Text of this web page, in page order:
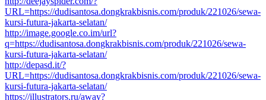
URL=https://dudisantosa.dongkrakbisnis.com/produk/221026/sewa-
kursi-futura-jakarta-selatan/
http://image.google.co.im/url?
q=https://dudisantosa.dongkrakbisnis.com/produk/221026/sewa-
kursi-futura-jakarta-selatan/
http://depasd.it/?
URL=https://dudisantosa.dongkrakbisnis.com/produk/221026/sewa-
kursi-futura-jakarta-selatan/
https://illustrators.ru/away?